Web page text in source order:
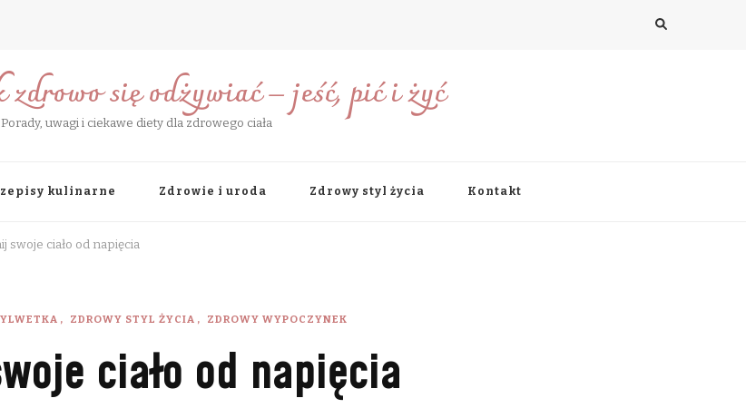
się odżywiać – jeść, pić i żyć
Porady, uwagi i ciekawe diety dla zdrowego ciała
kulinarne Zdrowie i uroda Zdrowy styl życia Kontakt
swoje ciało od napięcia
ZDROWY STYL ŻYCIA ZDROWY WYPOCZYNEK
ciało od napięcia